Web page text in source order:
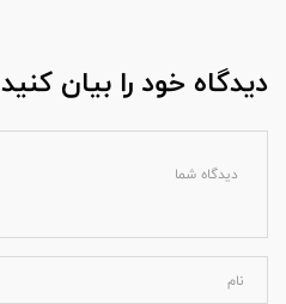
دیدگاه خود را بیان کنید